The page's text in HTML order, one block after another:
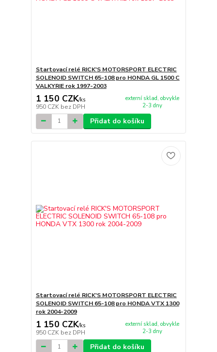
Startovací relé RICK'S MOTORSPORT ELECTRIC
SOLENOID SWITCH 65-108 pro HONDA GL 1500 C
VALKYRIE rok 1997-2003
1 150 CZK/ks
950 CZK bez DPH
externí sklad, obvykle
2-3 dny
Přidat do košíku
Startovací relé RICK'S MOTORSPORT ELECTRIC
SOLENOID SWITCH 65-108 pro HONDA VTX 1300
rok 2004-2009
1 150 CZK/ks
950 CZK bez DPH
externí sklad, obvykle
2-3 dny
Přidat do košíku